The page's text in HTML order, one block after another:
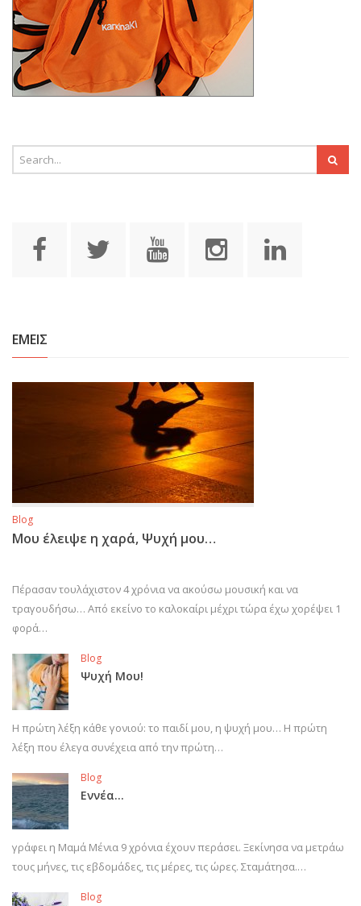
ΕΜΕΙΣ
Blog
Μου έλειψε η χαρά, Ψυχή μου…
Πέρασαν τουλάχιστον 4 χρόνια να ακούσω μουσική και να
τραγουδήσω… Από εκείνο το καλοκαίρι μέχρι τώρα έχω χορέψει 1
φορά…
Blog
Ψυχή Μου!
Η πρώτη λέξη κάθε γονιού: το παιδί μου, η ψυχή μου… Η πρώτη
λέξη που έλεγα συνέχεια από την πρώτη…
Blog
Εννέα…
γράφει η Μαμά Μένια 9 χρόνια έχουν περάσει. Ξεκίνησα να μετράω
τους μήνες, τις εβδομάδες, τις μέρες, τις ώρες. Σταμάτησα.…
Blog